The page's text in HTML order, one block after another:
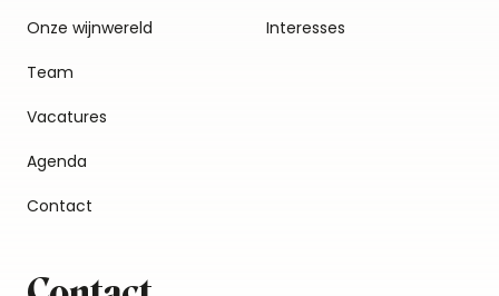
Onze wijnwereld
Team
Vacatures
Agenda
Contact
Interesses